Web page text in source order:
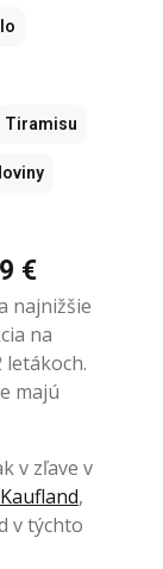
Tiramisu
€
najnižšie
na
letákoch.
majú
v zľave v
Kaufland,
v týchto